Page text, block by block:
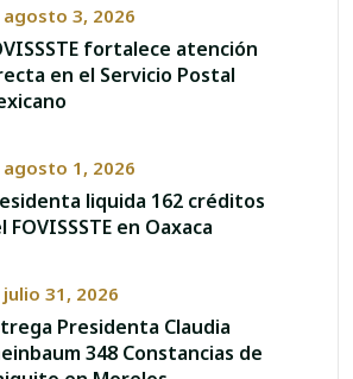
agosto 3, 2026
fortalece atención
en el Servicio Postal
agosto 1, 2026
liquida 162 créditos
FOVISSSTE en Oaxaca
julio 31, 2026
Presidenta Claudia
348 Constancias de